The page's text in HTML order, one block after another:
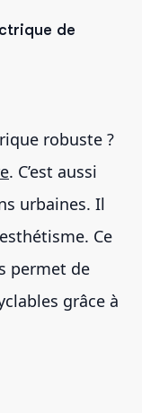
de
robuste ?
. C’est aussi
urbaines. Il
Ce
permet de
grâce à